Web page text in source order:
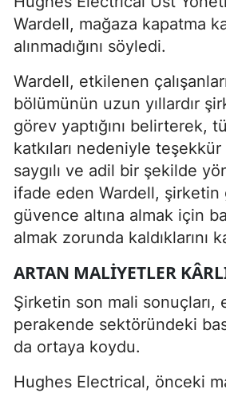
Wardell, mağaza kapatma
alınmadığını söyledi.
Wardell, etkilenen
bölümünün uzun yıllardır
görev yaptığını belirterek,
katkıları nedeniyle
saygılı ve adil bir şekilde
ifade eden Wardell, şirketin
güvence altına almak için
almak zorunda kaldıklarını
ARTAN MALIYETLER
Şirketin son mali sonuçları,
perakende sektöründeki
da ortaya koydu.
Hughes Electrical, önceki